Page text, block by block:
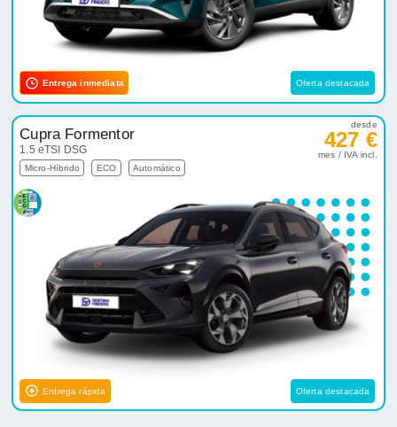
Entrega inmediata Oferta destacada
Cupra Formentor
1.5 eTSI DSG
Micro-Híbrido ECO Automático
desde
427 €
mes / IVA incl.
Entrega rápida Oferta destacada